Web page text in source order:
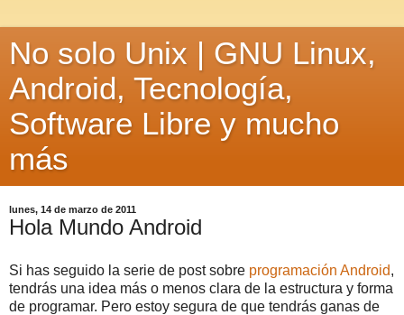
No solo Unix | GNU Linux,
Android, Tecnología,
Software Libre y mucho
más
lunes, 14 de marzo de 2011
Hola Mundo Android
Si has seguido la serie de post sobre programación Android,
tendrás una idea más o menos clara de la estructura y forma
de programar. Pero estoy segura de que tendrás ganas de